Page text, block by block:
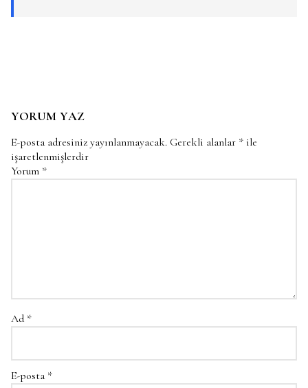
YORUM YAZ
E-posta adresiniz yayınlanmayacak. Gerekli alanlar * ile
işaretlenmişlerdir
Yorum *
Ad *
E-posta *